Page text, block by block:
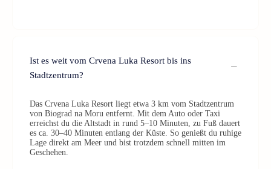
Ist es weit vom Crvena Luka Resort bis ins
Stadtzentrum?
Das Crvena Luka Resort liegt etwa 3 km vom Stadtzentrum
von Biograd na Moru entfernt. Mit dem Auto oder Taxi
erreichst du die Altstadt in rund 5–10 Minuten, zu Fuß dauert
es ca. 30–40 Minuten entlang der Küste. So genießt du ruhige
Lage direkt am Meer und bist trotzdem schnell mitten im
Geschehen.